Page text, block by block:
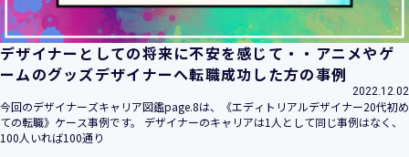
の変化と実情を踏まえ、適時・適切に見直して継続的に改善
をはかっていきます。
個人情報保護方針に関するお問合せ先 兼 個人情報に関する苦
情・相談窓口
株式会社 ユウクリ 個人情報保護管理責任者 安部 洋平
〒151-0073 東京都渋谷区笹塚1-55-7 マルエスファーストビ
ル 7F
デザイナーとしての将来に不安を感じて・・アニメやゲ
ームのグッズデザイナーへ転職成功した方の事例
2022.12.02
今回のデザイナーズキャリア図鑑page.8は、《エディトリアルデザイナー20代初め
ての転職》ケース事例です。 デザイナーのキャリアは1人として同じ事例はなく、
100人いれば100通り